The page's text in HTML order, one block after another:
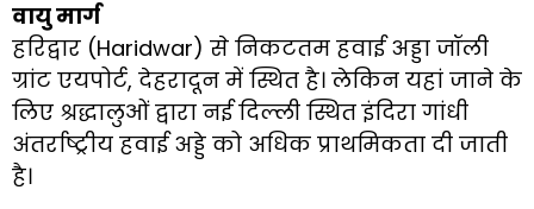
वायु मार्ग
हरिद्वार (Haridwar) से निकटतम हवाई अड्डा जॉली
ग्रांट एयपोर्ट, देहरादून में स्थित है। लेकिन यहां जाने के
लिए श्रद्धालुओं द्वारा नई दिल्ली स्थित इंदिरा गांधी
अंतर्राष्ट्रीय हवाई अड्डे को अधिक प्राथमिकता दी जाती
है।